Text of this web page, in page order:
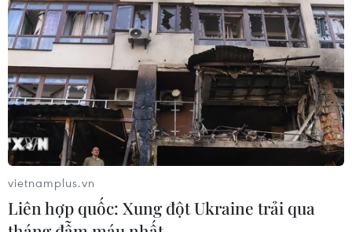
vietnamplus.vn
Liên hợp quốc: Xung đột Ukraine trải qua